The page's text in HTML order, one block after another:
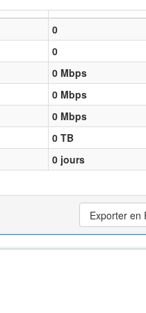
0
0
0 Mbps
0 Mbps
0 Mbps
0 TB
0 jours
Exporter en